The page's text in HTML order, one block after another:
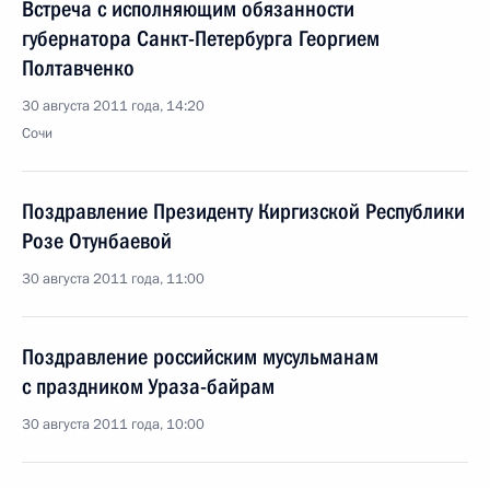
Встреча с исполняющим обязанности
губернатора Санкт-Петербурга Георгием
Полтавченко
30 августа 2011 года, 14:20
Сочи
Поздравление Президенту Киргизской Республики
Розе Отунбаевой
30 августа 2011 года, 11:00
Поздравление российским мусульманам
с праздником Ураза-байрам
30 августа 2011 года, 10:00